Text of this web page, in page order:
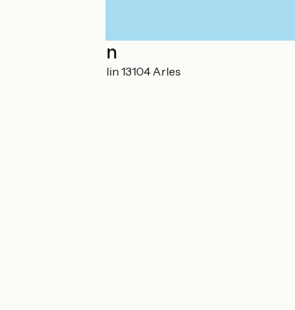
Localisation
Rue Charles Chaplin 13104 Arles